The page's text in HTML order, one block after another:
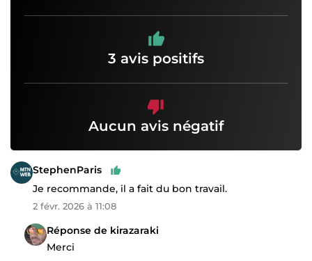
3 avis positifs
Aucun avis négatif
StephenParis
Je recommande, il a fait du bon travail.
2 févr. 2026 à 11:08
Réponse de kirazaraki
Merci